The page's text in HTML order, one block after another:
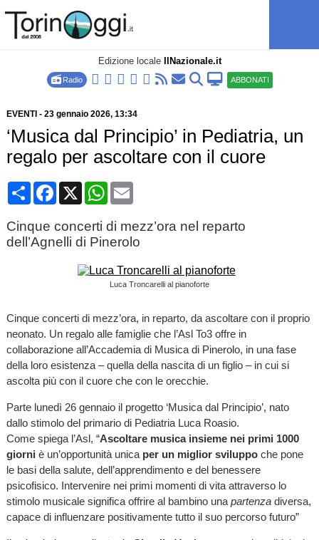
Edizione locale IlNazionale.it
Radio ABBONATI
EVENTI - 23 gennaio 2026, 13:34
‘Musica dal Principio’ in Pediatria, un
regalo per ascoltare con il cuore
CondividiFacebook
X WhatsApp
Email
Cinque concerti di mezz’ora nel reparto
dell’Agnelli di Pinerolo
Luca Troncarelli al pianoforte
Cinque concerti di mezz’ora, in reparto, da ascoltare con il proprio
neonato. Un regalo alle famiglie che l’Asl To3 offre in
collaborazione all’Accademia di Musica di Pinerolo, in una fase
della loro esistenza – quella della nascita di un figlio – in cui si
ascolta più con il cuore che con le orecchie.
Parte lunedì 26 gennaio il progetto ‘Musica dal Principio’, nato
dallo stimolo del primario di Pediatria Luca Roasio.
Come spiega l’Asl, “Ascoltare musica insieme nei primi 1000
giorni è un’opportunità unica per un miglior sviluppoche pone
le basi della salute, dell’apprendimento e del benessere
psicofisico. Intervenire nei primi momenti di vita attraverso lo
stimolo musicale significa offrire al bambino una partenzadiversa,
capace di influenzare positivamente tutto il suo percorso futuro”